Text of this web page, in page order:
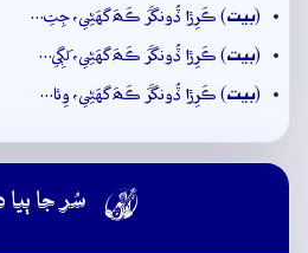
(بيت) ڪَرِڙا ڏُونگَرَ ڪَھَ گهَڻِي، جِتِ…
(بيت) ڪَرِڙا ڏُونگَرَ ڪَھَ گهَڻِي، لَڳِي…
(بيت) ڪَرِڙا ڏُونگَرَ ڪَھَ گهَڻِي، وِئا…
 سُر جا ٻيا